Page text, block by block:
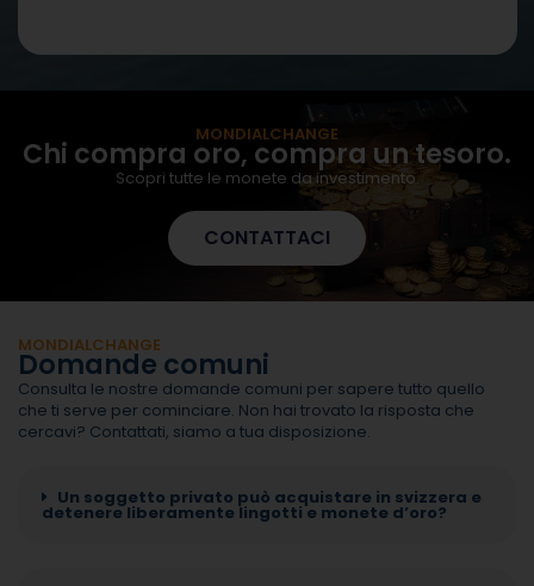
MONDIALCHANGE
Chi compra oro, compra un tesoro.
Scopri tutte le monete da investimento.
CONTATTACI
MONDIALCHANGE
Domande comuni
Consulta le nostre domande comuni per sapere tutto quello
che ti serve per cominciare. Non hai trovato la risposta che
cercavi? Contattati, siamo a tua disposizione.
Un soggetto privato può acquistare in svizzera e
detenere liberamente lingotti e monete d’oro?